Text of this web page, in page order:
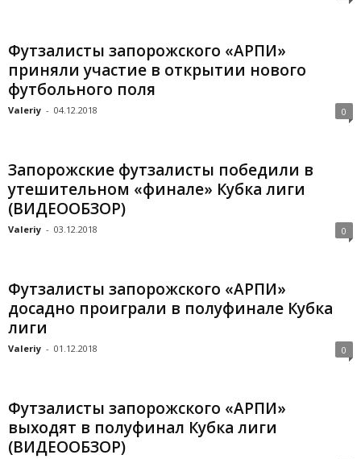
Футзалисты запорожского «АРПИ»
приняли участие в открытии нового
футбольного поля
Valeriy - 04.12.2018 0
Запорожские футзалисты победили в
утешительном «финале» Кубка лиги
(ВИДЕООБЗОР)
Valeriy - 03.12.2018 0
Футзалисты запорожского «АРПИ»
досадно проиграли в полуфинале Кубка
лиги
Valeriy - 01.12.2018 0
Футзалисты запорожского «АРПИ»
выходят в полуфинал Кубка лиги
(ВИДЕООБЗОР)